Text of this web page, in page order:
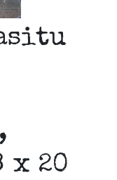
x 20